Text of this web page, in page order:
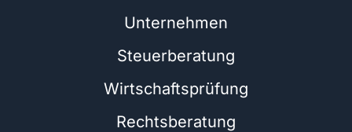
Unternehmen
Steuerberatung
Wirtschaftsprüfung
Rechtsberatung